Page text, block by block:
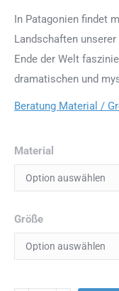
In Patagonien findet
Landschaften
Ende der Welt
dramatischen und
Beratung Material /
Material
Größe